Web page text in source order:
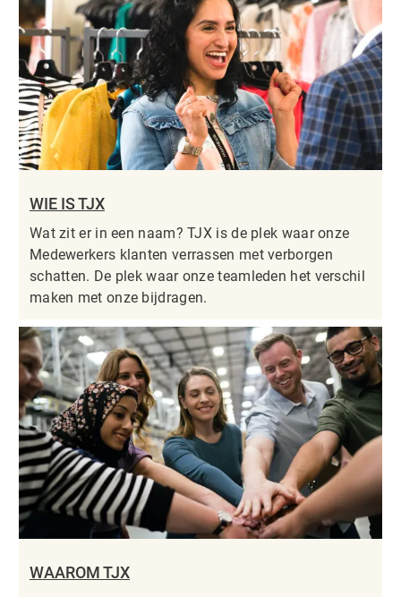
WIE IS TJX
Wat zit er in een naam? TJX is de plek waar onze
Medewerkers klanten verrassen met verborgen
schatten. De plek waar onze teamleden het verschil
maken met onze bijdragen.
WAAROM TJX